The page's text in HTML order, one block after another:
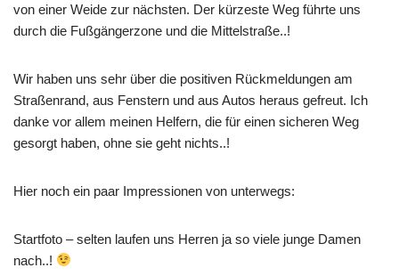
von einer Weide zur nächsten. Der kürzeste Weg führte uns
durch die Fußgängerzone und die Mittelstraße..!
Wir haben uns sehr über die positiven Rückmeldungen am
Straßenrand, aus Fenstern und aus Autos heraus gefreut. Ich
danke vor allem meinen Helfern, die für einen sicheren Weg
gesorgt haben, ohne sie geht nichts..!
Hier noch ein paar Impressionen von unterwegs:
Startfoto – selten laufen uns Herren ja so viele junge Damen
nach..!